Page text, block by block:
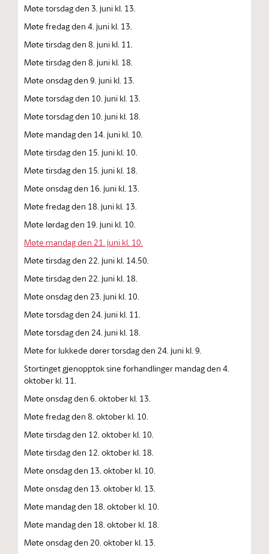
Møte torsdag den 3. juni kl. 13.
Møte fredag den 4. juni kl. 13.
Møte tirsdag den 8. juni kl. 11.
Møte tirsdag den 8. juni kl. 18.
Møte onsdag den 9. juni kl. 13.
Møte torsdag den 10. juni kl. 13.
Møte torsdag den 10. juni kl. 18.
Møte mandag den 14. juni kl. 10.
Møte tirsdag den 15. juni kl. 10.
Møte tirsdag den 15. juni kl. 18.
Møte onsdag den 16. juni kl. 13.
Møte fredag den 18. juni kl. 13.
Møte lørdag den 19. juni kl. 10.
Møte mandag den 21. juni kl. 10.
Møte tirsdag den 22. juni kl. 14.50.
Møte tirsdag den 22. juni kl. 18.
Møte onsdag den 23. juni kl. 10.
Møte torsdag den 24. juni kl. 11.
Møte torsdag den 24. juni kl. 18.
Møte for lukkede dører torsdag den 24. juni kl. 9.
Stortinget gjenopptok sine forhandlinger mandag den 4.
oktober kl. 11.
Møte onsdag den 6. oktober kl. 13.
Møte fredag den 8. oktober kl. 10.
Møte tirsdag den 12. oktober kl. 10.
Møte tirsdag den 12. oktober kl. 18.
Møte onsdag den 13. oktober kl. 10.
Møte onsdag den 13. oktober kl. 13.
Møte mandag den 18. oktober kl. 10.
Møte mandag den 18. oktober kl. 18.
Møte onsdag den 20. oktober kl. 13.